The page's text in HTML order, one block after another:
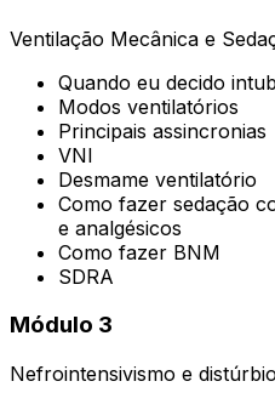
Ventilação Mecânica e
Quando eu decido
Modos ventilatórios
Principais assincronias
VNI
Desmame ventilatório
Como fazer sedação
e analgésicos
Como fazer BNM
SDRA
Módulo 3
Nefrointensivismo e